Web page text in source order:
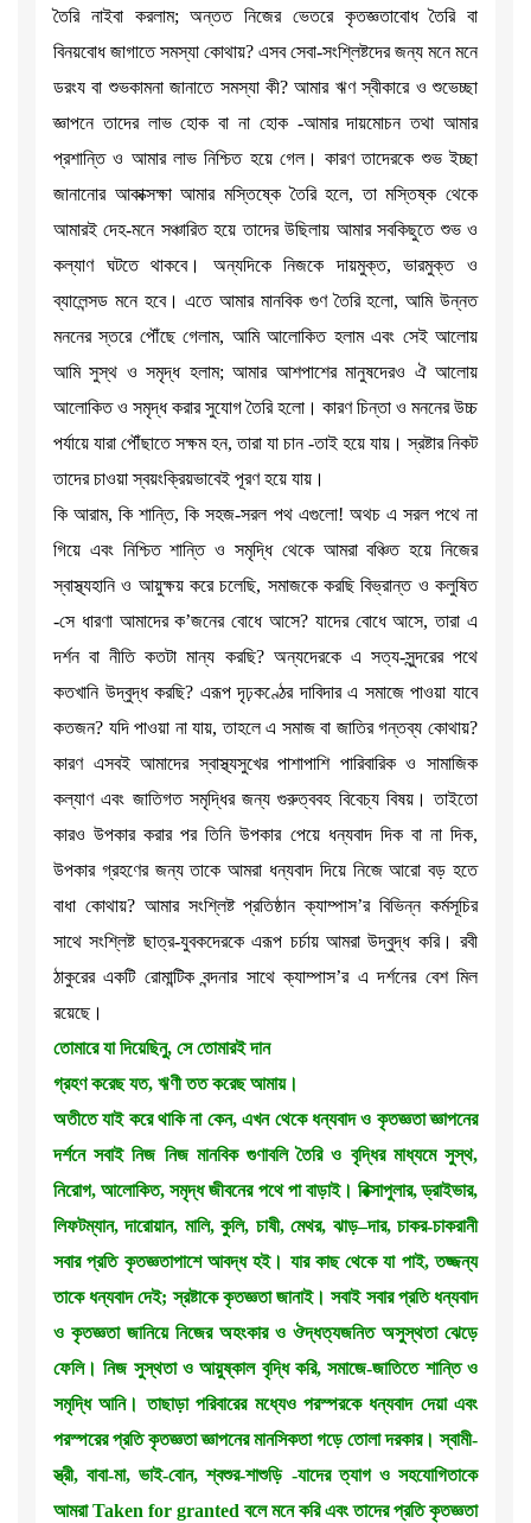
তৈরি নাইবা করলাম; অন্তত নিজের ভেতরে কৃতজ্ঞতাবোধ তৈরি বা
বিনয়বোধ জাগাতে সমস্যা কোথায়? এসব সেবা-সংশ্লিষ্টদের জন্য মনে মনে
ডরংয বা শুভকামনা জানাতে সমস্যা কী? আমার ঋণ স্বীকারে ও শুভেচ্ছা
জ্ঞাপনে তাদের লাভ হোক বা না হোক -আমার দায়মোচন তথা আমার
প্রশান্তি ও আমার লাভ নিশ্চিত হয়ে গেল। কারণ তাদেরকে শুভ ইচ্ছা
জানানোর আকাক্সক্ষা আমার মস্তিষ্কে তৈরি হলে, তা মস্তিষ্ক থেকে
আমারই দেহ-মনে সঞ্চারিত হয়ে তাদের উছিলায় আমার সবকিছুতে শুভ ও
কল্যাণ ঘটতে থাকবে। অন্যদিকে নিজকে দায়মুক্ত, ভারমুক্ত ও
ব্যালেন্সড মনে হবে। এতে আমার মানবিক গুণ তৈরি হলো, আমি উন্নত
মননের স্তরে পৌঁছে গেলাম, আমি আলোকিত হলাম এবং সেই আলোয়
আমি সুস্থ ও সমৃদ্ধ হলাম; আমার আশপাশের মানুষদেরও ঐ আলোয়
আলোকিত ও সমৃদ্ধ করার সুযোগ তৈরি হলো। কারণ চিন্তা ও মননের উচ্চ
পর্যায়ে যারা পৌঁছাতে সক্ষম হন, তারা যা চান -তাই হয়ে যায়। স্রষ্টার নিকট
তাদের চাওয়া স্বয়ংক্রিয়ভাবেই পূরণ হয়ে যায়।
কি আরাম, কি শান্তি, কি সহজ-সরল পথ এগুলো! অথচ এ সরল পথে না
গিয়ে এবং নিশ্চিত শান্তি ও সমৃদ্ধি থেকে আমরা বঞ্চিত হয়ে নিজের
স্বাস্থ্যহানি ও আয়ুক্ষয় করে চলেছি, সমাজকে করছি বিভ্রান্ত ও কলুষিত
-সে ধারণা আমাদের ক’জনের বোধে আসে? যাদের বোধে আসে, তারা এ
দর্শন বা নীতি কতটা মান্য করছি? অন্যদেরকে এ সত্য-সুন্দরের পথে
কতখানি উদ্বুদ্ধ করছি? এরূপ দৃঢ়কণ্ঠের দাবিদার এ সমাজে পাওয়া যাবে
কতজন? যদি পাওয়া না যায়, তাহলে এ সমাজ বা জাতির গন্তব্য কোথায়?
কারণ এসবই আমাদের স্বাস্থ্যসুখের পাশাপাশি পারিবারিক ও সামাজিক
কল্যাণ এবং জাতিগত সমৃদ্ধির জন্য গুরুত্ববহ বিবেচ্য বিষয়। তাইতো
কারও উপকার করার পর তিনি উপকার পেয়ে ধন্যবাদ দিক বা না দিক,
উপকার গ্রহণের জন্য তাকে আমরা ধন্যবাদ দিয়ে নিজে আরো বড় হতে
বাধা কোথায়? আমার সংশ্লিষ্ট প্রতিষ্ঠান ক্যাম্পাস’র বিভিন্ন কর্মসূচির
সাথে সংশ্লিষ্ট ছাত্র-যুবকদেরকে এরূপ চর্চায় আমরা উদ্বুদ্ধ করি। রবী
ঠাকুরের একটি রোমান্টিক বন্দনার সাথে ক্যাম্পাস’র এ দর্শনের বেশ মিল
রয়েছে।
তোমারে যা দিয়েছিনু, সে তোমারই দান
গ্রহণ করেছ যত, ঋণী তত করেছ আমায়।
অতীতে যাই করে থাকি না কেন, এখন থেকে ধন্যবাদ ও কৃতজ্ঞতা জ্ঞাপনের
দর্শনে সবাই নিজ নিজ মানবিক গুণাবলি তৈরি ও বৃদ্ধির মাধ্যমে সুস্থ,
নিরোগ, আলোকিত, সমৃদ্ধ জীবনের পথে পা বাড়াই। রিক্সাপুলার, ড্রাইভার,
লিফটম্যান, দারোয়ান, মালি, কুলি, চাষী, মেথর, ঝাড়–দার, চাকর-চাকরানী
সবার প্রতি কৃতজ্ঞতাপাশে আবদ্ধ হই। যার কাছ থেকে যা পাই, তজ্জন্য
তাকে ধন্যবাদ দেই; স্রষ্টাকে কৃতজ্ঞতা জানাই। সবাই সবার প্রতি ধন্যবাদ
ও কৃতজ্ঞতা জানিয়ে নিজের অহংকার ও ঔদ্ধত্যজনিত অসুস্থতা ঝেড়ে
ফেলি। নিজ সুস্থতা ও আয়ুষ্কাল বৃদ্ধি করি, সমাজে-জাতিতে শান্তি ও
সমৃদ্ধি আনি। তাছাড়া পরিবারের মধ্যেও পরস্পরকে ধন্যবাদ দেয়া এবং
পরস্পরের প্রতি কৃতজ্ঞতা জ্ঞাপনের মানসিকতা গড়ে তোলা দরকার। স্বামী-
স্ত্রী, বাবা-মা, ভাই-বোন, শ্বশুর-শাশুড়ি -যাদের ত্যাগ ও সহযোগিতাকে
আমরা Taken for granted বলে মনে করি এবং তাদের প্রতি কৃতজ্ঞতা